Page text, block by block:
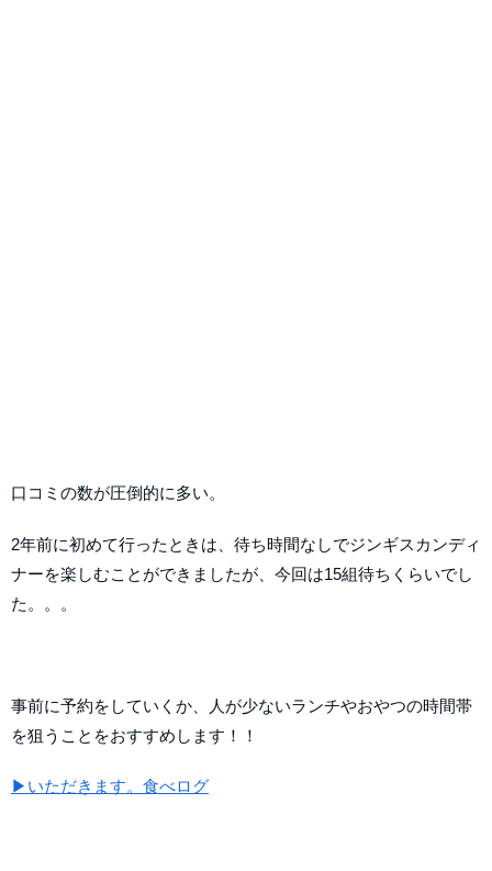
口コミの数が圧倒的に多い。
2年前に初めて行ったときは、待ち時間なしでジンギスカンディ
ナーを楽しむことができましたが、今回は15組待ちくらいでし
た。。。
事前に予約をしていくか、人が少ないランチやおやつの時間帯
を狙うことをおすすめします！！
▶いただきます。食べログ